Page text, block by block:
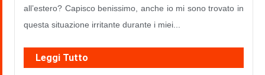
all’estero? Capisco benissimo, anche io mi sono trovato in
questa situazione irritante durante i miei...
Leggi Tutto